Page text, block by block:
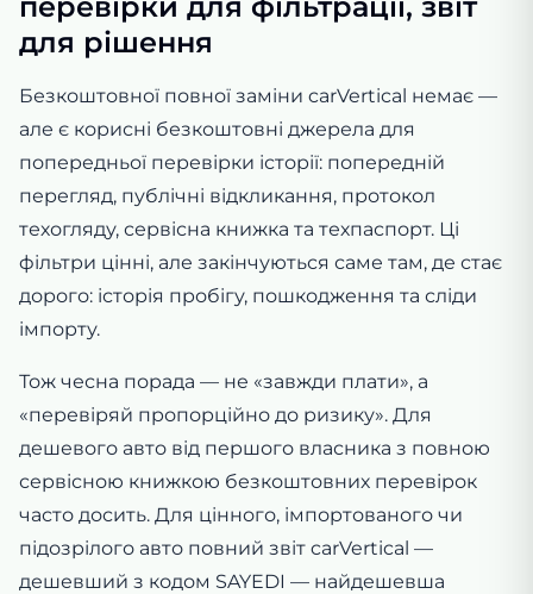
для рішення
Безкоштовної повної заміни carVertical немає —
але є корисні безкоштовні джерела для
попередньої перевірки історії: попередній
перегляд, публічні відкликання, протокол
техогляду, сервісна книжка та техпаспорт. Ці
фільтри цінні, але закінчуються саме там, де стає
дорого: історія пробігу, пошкодження та сліди
імпорту.
Тож чесна порада — не «завжди плати», а
«перевіряй пропорційно до ризику». Для
дешевого авто від першого власника з повною
сервісною книжкою безкоштовних перевірок
часто досить. Для цінного, імпортованого чи
підозрілого авто повний звіт carVertical —
дешевший з кодом SAYEDI — найдешевша